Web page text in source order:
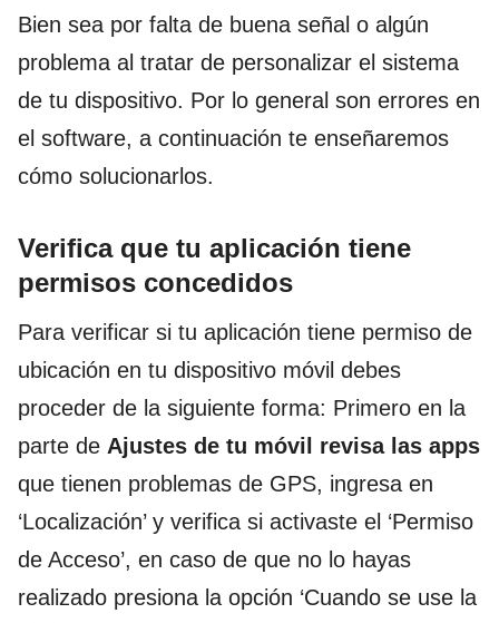
Bien sea por falta de buena señal o algún
problema al tratar de personalizar el sistema
de tu dispositivo. Por lo general son errores en
el software, a continuación te enseñaremos
cómo solucionarlos.
Verifica que tu aplicación tiene
permisos concedidos
Para verificar si tu aplicación tiene permiso de
ubicación en tu dispositivo móvil debes
proceder de la siguiente forma: Primero en la
parte de Ajustes de tu móvil revisa las apps
que tienen problemas de GPS, ingresa en
‘Localización’ y verifica si activaste el ‘Permiso
de Acceso’, en caso de que no lo hayas
realizado presiona la opción ‘Cuando se use la